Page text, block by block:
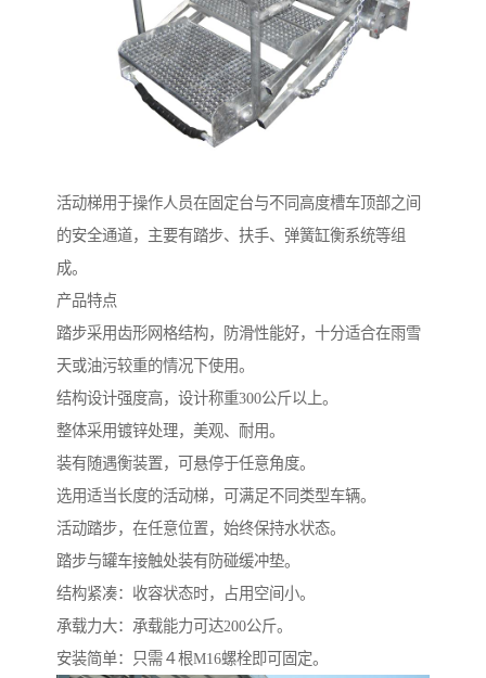
活动梯用于操作人员在固定台与不同高度槽车顶部之间
的安全通道，主要有踏步、扶手、弹簧缸衡系统等组
成。
产品特点
踏步采用齿形网格结构，防滑性能好，十分适合在雨雪
天或油污较重的情况下使用。
结构设计强度高，设计称重300公斤以上。
整体采用镀锌处理，美观、耐用。
装有随遇衡装置，可悬停于任意角度。
选用适当长度的活动梯，可满足不同类型车辆。
活动踏步，在任意位置，始终保持水状态。
踏步与罐车接触处装有防碰缓冲垫。
结构紧凑：收容状态时，占用空间小。
承载力大：承载能力可达200公斤。
安装简单：只需４根M16螺栓即可固定。